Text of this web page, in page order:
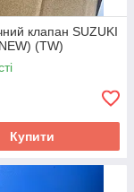
клапан SUZUKI
(TW)
Купити